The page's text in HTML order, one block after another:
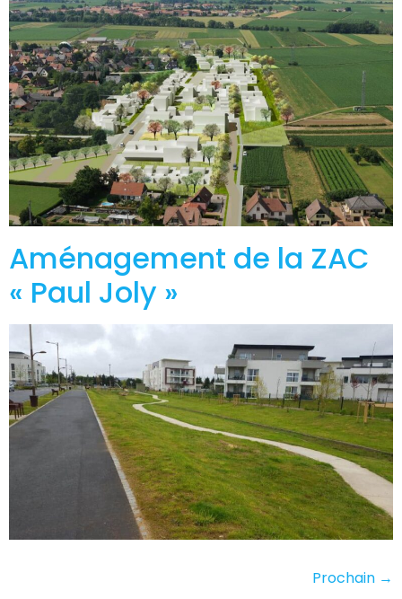
Aménagement de la ZAC
« Paul Joly »
Prochain →